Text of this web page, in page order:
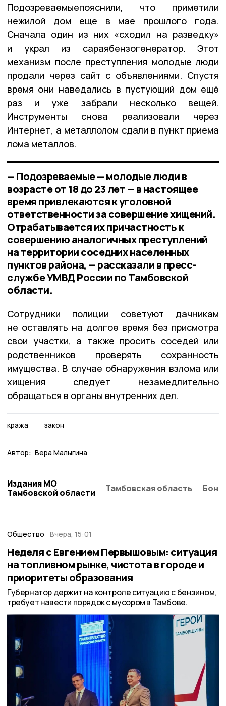
Подозреваемыепояснили, что приметили
нежилой дом еще в мае прошлого года.
Сначала один из них «сходил на разведку»
и украл из сараябензогенератор. Этот
механизм после преступления молодые люди
продали через сайт с объявлениями. Спустя
время они наведались в пустующий дом ещё
раз и уже забрали несколько вещей.
Инструменты снова реализовали через
Интернет, а металлолом сдали в пункт приема
лома металлов.
— Подозреваемые — молодые люди в
возрасте от 18 до 23 лет — в настоящее
время привлекаются к уголовной
ответственности за совершение хищений.
Отрабатывается их причастность к
совершению аналогичных преступлений
на территории соседних населенных
пунктов района, — рассказали в пресс-
службе УМВД России по Тамбовской
области.
Сотрудники полиции советуют дачникам
не оставлять на долгое время без присмотра
свои участки, а также просить соседей или
родственников проверять сохранность
имущества. В случае обнаружения взлома или
хищения следует незамедлительно
обращаться в органы внутренних дел.
кража закон
Автор: Вера Малыгина
Издания МО
Тамбовской области
Тамбовская область
Общество Вчера, 15:01
Неделя с Евгением Первышовым: ситуация
на топливном рынке, чистота в городе и
приоритеты образования
Губернатор держит на контроле ситуацию с бензином,
требует навести порядок с мусором в Тамбове.